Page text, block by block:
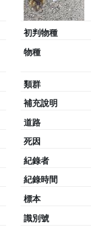
初判物種
物種
類群
補充說明
道路
死因
紀錄者
紀錄時間
標本
識別號